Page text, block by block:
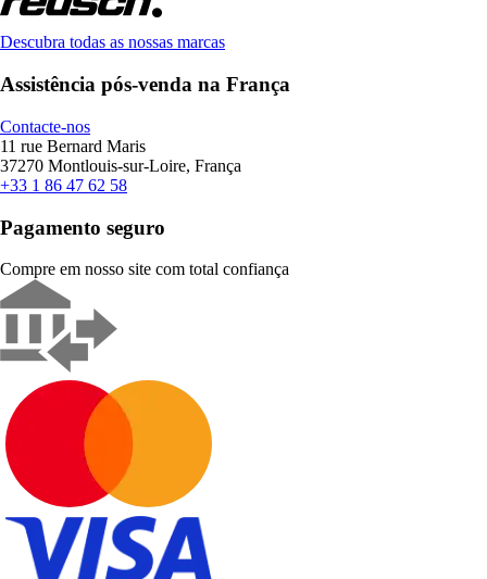
Descubra todas as nossas marcas
Assistência pós-venda na França
Contacte-nos
11 rue Bernard Maris
37270 Montlouis-sur-Loire, França
+33 1 86 47 62 58
Pagamento seguro
Compre em nosso site com total confiança